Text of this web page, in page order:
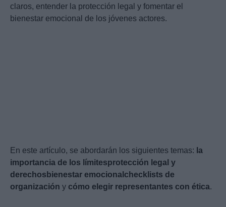
claros, entender la protección legal y fomentar el
bienestar emocional de los jóvenes actores.
En este artículo, se abordarán los siguientes temas: la
importancia de los límitesprotección legal y
derechos bienestar emocional checklists de
organización y cómo elegir representantes con ética.